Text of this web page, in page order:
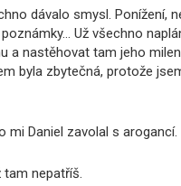
dávalo smysl. Ponížení,
Už všechno
a nastěhovat tam jeho
byla zbytečná, protože
mi Daniel zavolal s arogancí.
tam nepatříš.